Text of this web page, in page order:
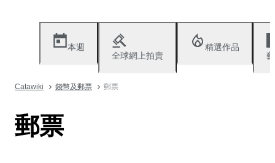
本週
全球網上拍賣
精選作品
Catawiki 錢幣及郵票 郵票
郵票